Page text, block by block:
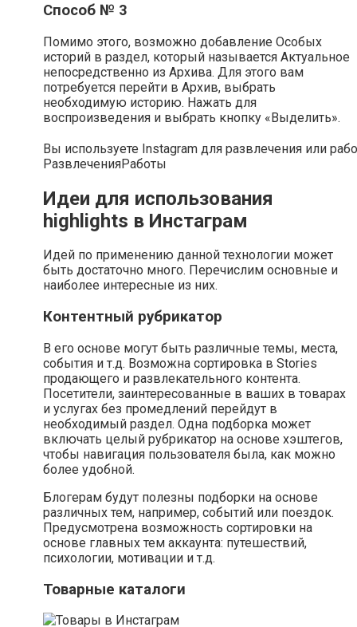
Способ № 3
Помимо этого, возможно добавление Особых
историй в раздел, который называется Актуальное
непосредственно из Архива. Для этого вам
потребуется перейти в Архив, выбрать
необходимую историю. Нажать для
воспроизведения и выбрать кнопку «Выделить».
Вы используете Instagram для развлечения или
РазвлеченияРаботы
Идеи для использования
highlights в Инстаграм
Идей по применению данной технологии может
быть достаточно много. Перечислим основные и
наиболее интересные из них.
Контентный рубрикатор
В его основе могут быть различные темы, места,
события и т.д. Возможна сортировка в Stories
продающего и развлекательного контента.
Посетители, заинтересованные в ваших в товарах
и услугах без промедлений перейдут в
необходимый раздел. Одна подборка может
включать целый рубрикатор на основе хэштегов,
чтобы навигация пользователя была, как можно
более удобной.
Блогерам будут полезны подборки на основе
различных тем, например, событий или поездок.
Предусмотрена возможность сортировки на
основе главных тем аккаунта: путешествий,
психологии, мотивации и т.д.
Товарные каталоги